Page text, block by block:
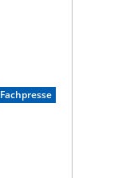
Fachpresse